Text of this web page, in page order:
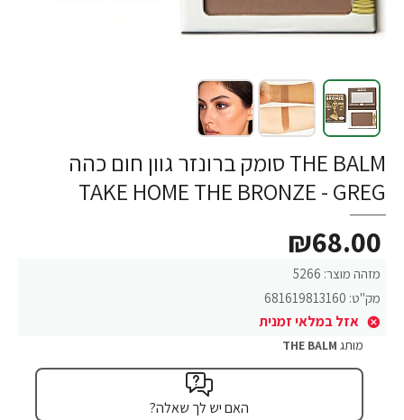
THE BALM סומק ברונזר גוון חום כהה
TAKE HOME THE BRONZE - GREG
מזהה מוצר: 5266
מק"ט: 681619813160
אזל במלאי זמנית
₪68.00
מותג THE BALM
האם יש לך שאלה?